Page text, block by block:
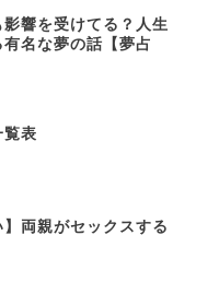
影響を受けてる？人生
有名な夢の話【夢占
覧表
】両親がセックスする